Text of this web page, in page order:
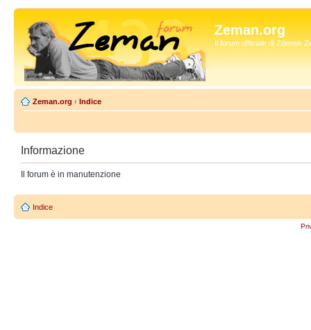
Zeman.org
Il forum ufficiale di Zdenek
Zeman.org ‹ Indice
Informazione
Il forum è in manutenzione
Indice